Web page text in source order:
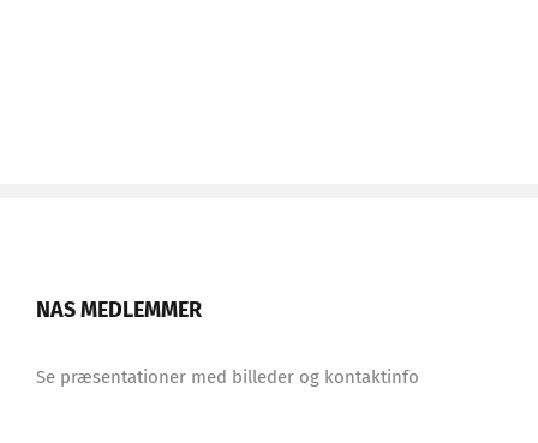
NAS MEDLEMMER
Se præsentationer med billeder og kontaktinfo